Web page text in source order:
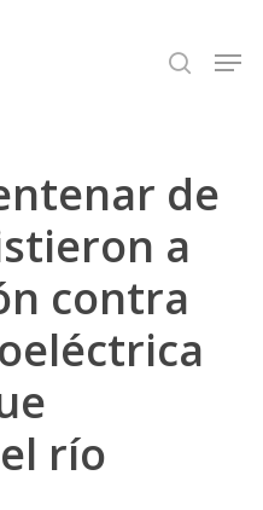
search
de
a
contra
río
Close